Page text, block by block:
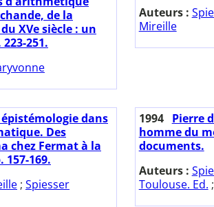
de la
XVe siècle : un
251.
Auteurs :
Mireille
dans
Des
chez Fermat à la
169.
; Spiesser
1994
Pierre
homme du
documents.
Auteurs :
Toulouse. Ed. ;